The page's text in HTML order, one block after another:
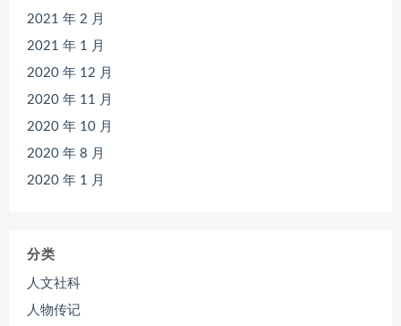
2021 年 2 月
2021 年 1 月
2020 年 12 月
2020 年 11 月
2020 年 10 月
2020 年 8 月
2020 年 1 月
分类
人文社科
人物传记